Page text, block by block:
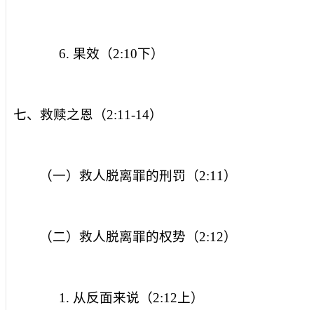
6. 果效（2:10下）
七、救赎之恩（2:11-14）
（一）救人脱离罪的刑罚（2:11 ）
（二）救人脱离罪的权势（2:12）
1. 从反面来说（2:12 上）